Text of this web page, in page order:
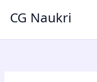
CG Naukri